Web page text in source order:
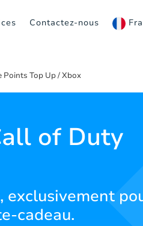
Contactez-nous
Points Top Up / Xbox
of Duty
cadeau.